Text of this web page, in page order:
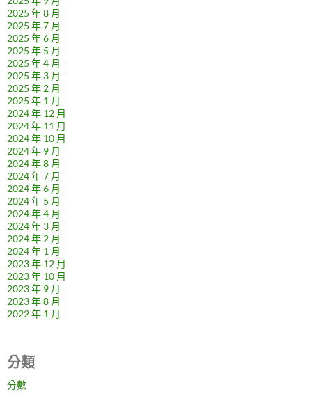
2025 年 8 月
2025 年 7 月
2025 年 6 月
2025 年 5 月
2025 年 4 月
2025 年 3 月
2025 年 2 月
2025 年 1 月
2024 年 12 月
2024 年 11 月
2024 年 10 月
2024 年 9 月
2024 年 8 月
2024 年 7 月
2024 年 6 月
2024 年 5 月
2024 年 4 月
2024 年 3 月
2024 年 2 月
2024 年 1 月
2023 年 12 月
2023 年 10 月
2023 年 9 月
2023 年 8 月
2022 年 1 月
分類
分數